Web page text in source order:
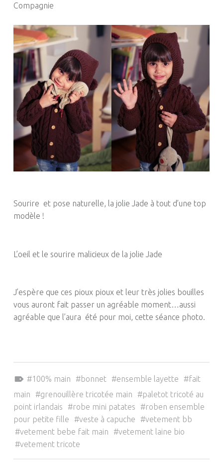
Compagnie
Sourire et pose naturelle, la jolie Jade à tout d’une top
modèle !
L’oeil et le sourire malicieux de la jolie Jade
J’espère que ces pioux pioux et leur très jolies bouilles
vous auront fait passer un agréable moment…aussi
agréable que l’aura été pour moi, cette séance photo.
100% main
bonnet ensemble layette
fait
main
grenouillère tricotée main
paletot tricoté au
point irlandais
robe mini patates
roben ensemble
pour petite fille
veste à capuche
vetement bb
vetement bebe fait main
vetement laine bio
vetement tricote